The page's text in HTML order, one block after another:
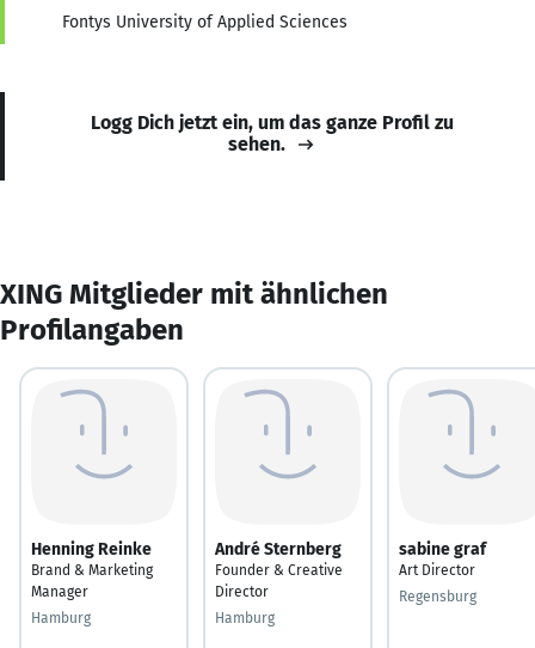
Fontys University of Applied Sciences
Logg Dich jetzt ein, um das ganze Profil zu
sehen.
XING Mitglieder mit ähnlichen
Profilangaben
Henning Reinke
Brand & Marketing
Manager
Hamburg
André Sternberg
Founder & Creative
Director
Hamburg
sabine graf
Art Director
Regensburg